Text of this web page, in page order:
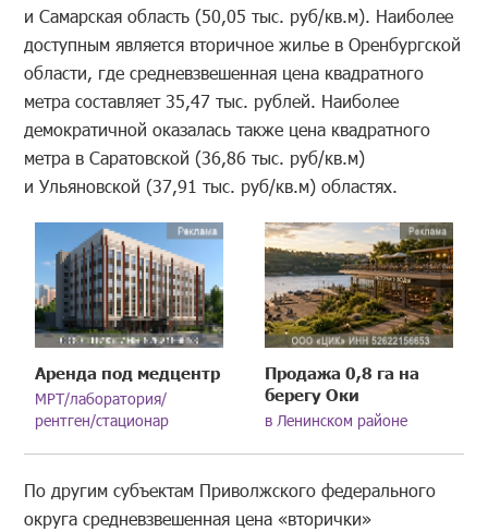
и Самарская область (50,05 тыс. руб/кв.м). Наиболее
доступным является вторичное жилье в Оренбургской
области, где средневзвешенная цена квадратного
метра составляет 35,47 тыс. рублей. Наиболее
демократичной оказалась также цена квадратного
метра в Саратовской (36,86 тыс. руб/кв.м)
и Ульяновской (37,91 тыс. руб/кв.м) областях.
Аренда под медцентр
МРТ/лаборатория/
рентген/стационар
Продажа 0,8 га на
берегу Оки
в Ленинском районе
По другим субъектам Приволжского федерального
округа средневзвешенная цена «вторички»